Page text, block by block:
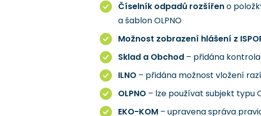
Číselník odpadů rozšířeno
a šablon OLPNO
Možnost zobrazení hlášení z
Sklad a Obchod – přidána
ILNO – přidána možnost vložení
OLPNO – lze používat subjekt typu
EKO-KOM – upravena správa